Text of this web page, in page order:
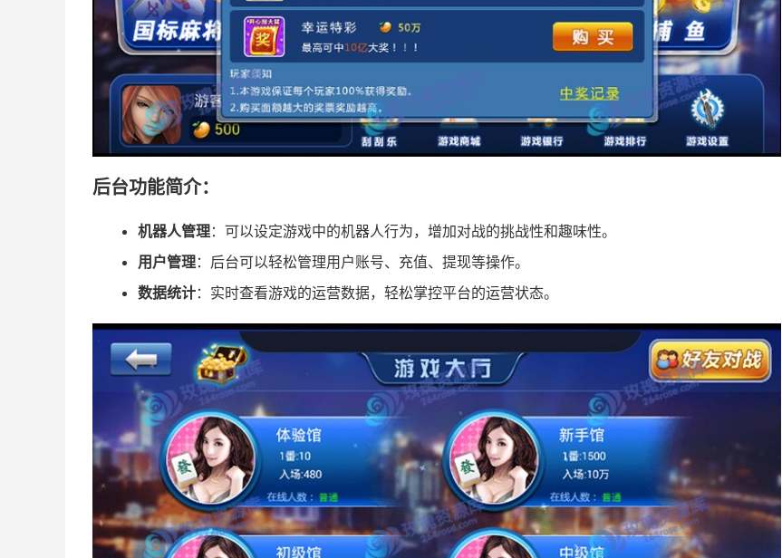
后台功能简介：
机器人管理：可以设定游戏中的机器人行为，增加对战的挑战性和趣味性。
用户管理：后台可以轻松管理用户账号、充值、提现等操作。
数据统计：实时查看游戏的运营数据，轻松掌控平台的运营状态。